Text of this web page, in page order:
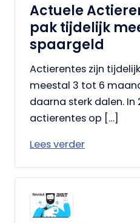
Actuele
pak tijdelijk
spaargeld
Actierentes zijn
meestal 3 tot 6
daarna sterk dalen. In
actierentes op […]
Lees verder